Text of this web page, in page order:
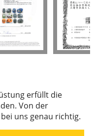
erfüllt die
Von der
uns genau richtig.